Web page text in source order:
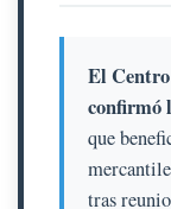
El
confirmó
que
tras